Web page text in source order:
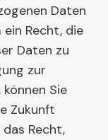
Daten
Recht, die
Daten zu
zur
Sie
Zukunft
Recht,